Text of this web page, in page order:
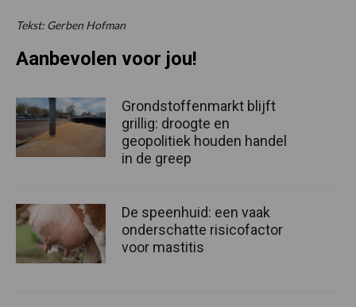
Tekst: Gerben Hofman
Aanbevolen voor jou!
Grondstoffenmarkt blijft
grillig: droogte en
geopolitiek houden handel
in de greep
De speenhuid: een vaak
onderschatte risicofactor
voor mastitis